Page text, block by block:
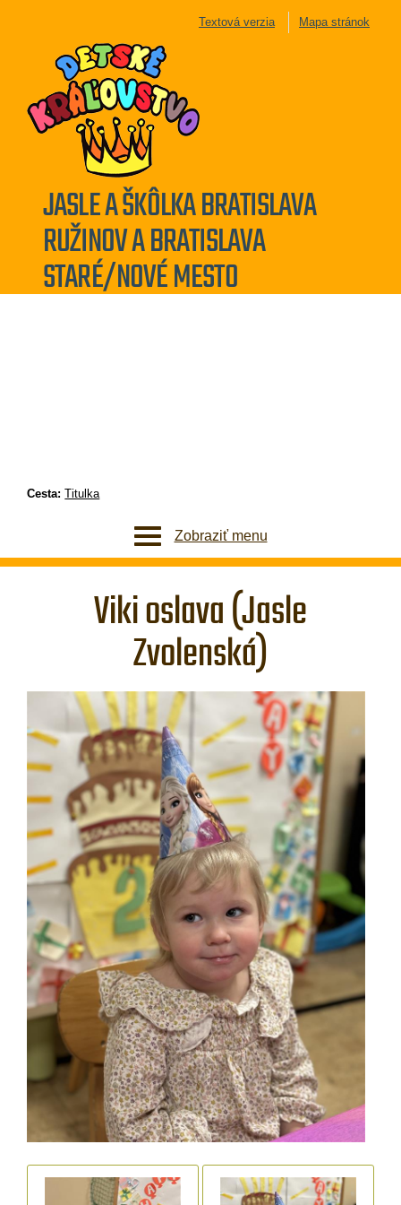
Textová verzia Mapa stránok
JASLE A ŠKÔLKA BRATISLAVA
RUŽINOV A BRATISLAVA
STARÉ/NOVÉ MESTO
Cesta:Titulka
Zobraziť menu
Viki oslava (Jasle
Zvolenská)